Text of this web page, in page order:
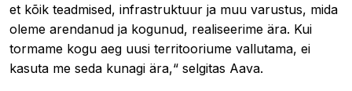
et kõik teadmised, infrastruktuur ja muu varustus, mida
oleme arendanud ja kogunud, realiseerime ära. Kui
tormame kogu aeg uusi territooriume vallutama, ei
kasuta me seda kunagi ära,“ selgitas Aava.